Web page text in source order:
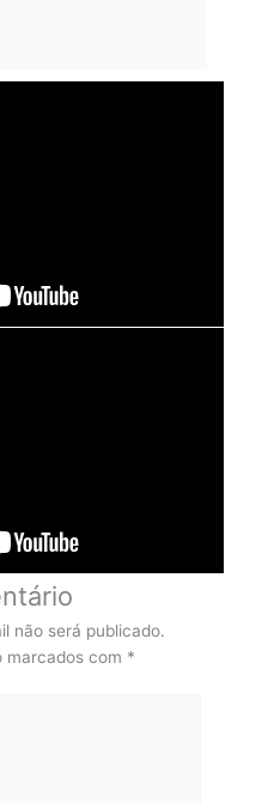
não será publicado.
marcados com *